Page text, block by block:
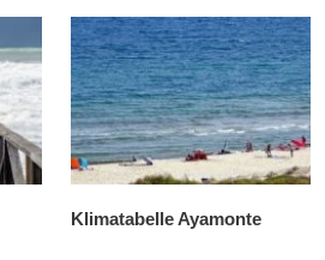
Klimatabelle Ayamonte